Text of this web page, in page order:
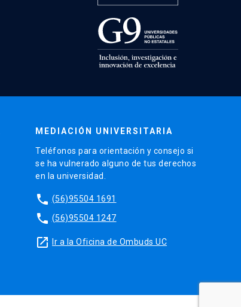
MEDIACIÓN UNIVERSITARIA
Teléfonos para orientación y consejo si
se ha vulnerado alguno de tus derechos
en la universidad.
phone (56)95504 1691
phone (56)95504 1247
launch Ir a la Oficina de Ombuds UC